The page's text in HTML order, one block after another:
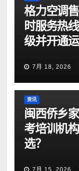
格力空调
时服务热
级并开通
7月 18, 2026
资讯
闽西侨乡
考培训机
选？